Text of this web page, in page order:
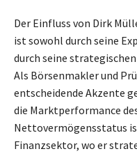
Der Einfluss von Dirk
ist sowohl durch seine
durch seine
Als Börsenmakler und
entscheidende Akzente
die Marktperformance
Nettovermögensstatus
Finanzsektor, wo er